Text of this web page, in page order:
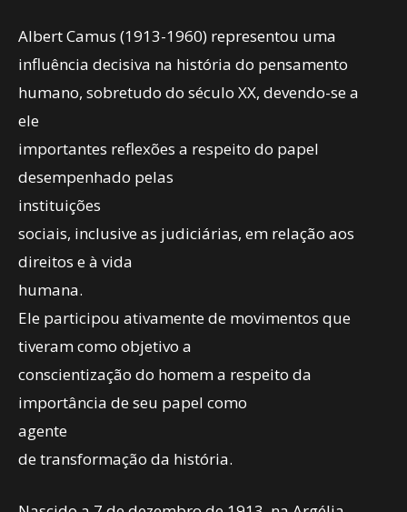
Albert Camus (1913-1960) representou uma
influência decisiva na história do pensamento
humano, sobretudo do século XX, devendo-se a
ele
importantes reflexões a respeito do papel
desempenhado pelas
instituições
sociais, inclusive as judiciárias, em relação aos
direitos e à vida
humana.
Ele participou ativamente de movimentos que
tiveram como objetivo a
conscientização do homem a respeito da
importância de seu papel como
agente
de transformação da história.